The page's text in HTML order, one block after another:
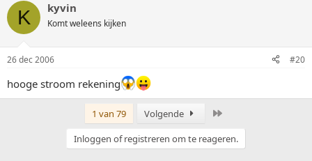
K kyvin
Komt weleens kijken
26 dec 2006 #20
hooge stroom rekening
1 van 79 Volgende
Inloggen of registreren om te reageren.